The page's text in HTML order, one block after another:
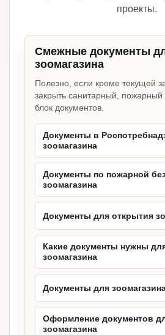
проекты.
Смежные документы
зоомагазина
Полезно, если кроме текущей
закрыть санитарный, пожарный
блок документов.
Документы в
зоомагазина
Документы по пожарной
зоомагазина
Документы для открытия
Какие документы нужны
зоомагазина
Документы для
Оформление документов
зоомагазина